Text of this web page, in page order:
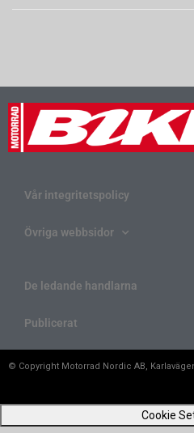
Vår integritetspolicy
Övriga webbsidor
De ledande handlarna
Publicerat
© Copyright Motorrad Nordic AB,
Cookie